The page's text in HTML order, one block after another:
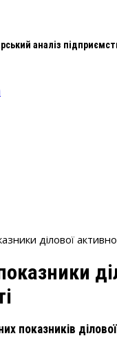
аналіз
ділової
показників